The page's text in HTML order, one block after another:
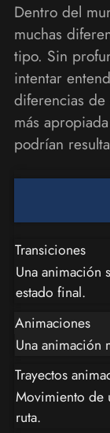
Dentro del
muchas
tipo. Sin
intentar
diferencias de
más
podrían
Transiciones
Una animación
estado final.
Animaciones
Una animación
Trayectos
Movimiento de
ruta.